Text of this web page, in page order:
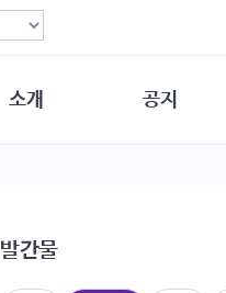
소개
오시는길
공지
발간물